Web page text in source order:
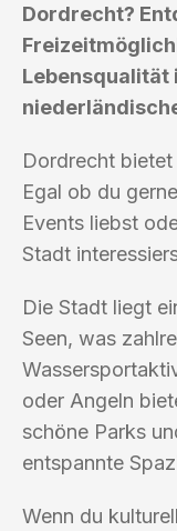
Dordrecht?
Lebensqualität
Dordrecht
Egal ob du
Events liebst
Stadt
Die Stadt liegt
Seen, was
oder Angeln
schöne Parks
entspannte
Wenn du